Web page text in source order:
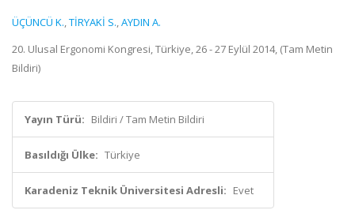
ÜÇÜNCÜ K.,TİRYAKİ S.,AYDIN A.
20. Ulusal Ergonomi Kongresi, Türkiye, 26 - 27 Eylül 2014, (Tam Metin
Bildiri)
Yayın Türü: Bildiri / Tam Metin Bildiri
Basıldığı Ülke: Türkiye
Karadeniz Teknik Üniversitesi Adresli: Evet